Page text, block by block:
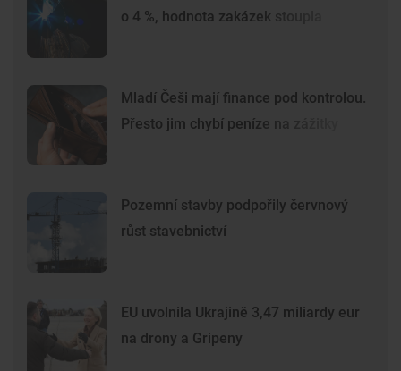
o 4 %, hodnota zakázek stoupla
Mladí Češi mají finance pod kontrolou.
Přesto jim chybí peníze na zážitky
Pozemní stavby podpořily červnový
růst stavebnictví
EU uvolnila Ukrajině 3,47 miliardy eur
na drony a Gripeny